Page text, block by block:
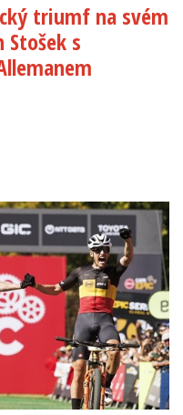
triumf na svém
Stošek s